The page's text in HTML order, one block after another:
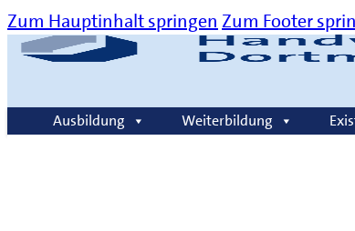
Zum Hauptinhalt springen Zum Footer
Über uns Kommunikation Karriere
Ausbildung Weiterbildung